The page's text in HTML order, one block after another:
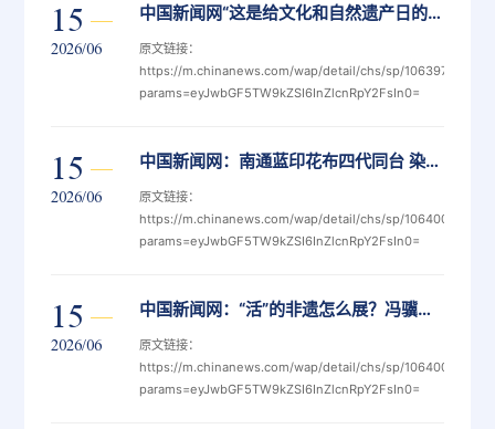
图片，分为田野档案、传承人口述档案两卷。冯骥才给吴
中国民间文化遗产抢救工程时，发现民间文化普遍没有档
案。“‘没有档案’是民间文化的历史特征之一，但现在，非
遗必须有档案。档案是...
15
2026/06
中国新闻网“这是给文化和自然遗产日的献礼” 冯骥才发布《瑞安木活字印刷术文化档案》
原文链接：
https://m.chinanews.com/wap/detail/chs/sp/
params=eyJwbGF5TW9kZSI6InZlcnRpY2FsIn0=
15
2026/06
中国新闻网：南通蓝印花布四代同台 染出一抹“中国蓝”
原文链接：
https://m.chinanews.com/wap/detail/chs/sp/
params=eyJwbGF5TW9kZSI6InZlcnRpY2FsIn0=
15
2026/06
中国新闻网：“活”的非遗怎么展？冯骥才用一座博物馆打了个样
原文链接：
https://m.chinanews.com/wap/detail/chs/sp/
params=eyJwbGF5TW9kZSI6InZlcnRpY2FsIn0=